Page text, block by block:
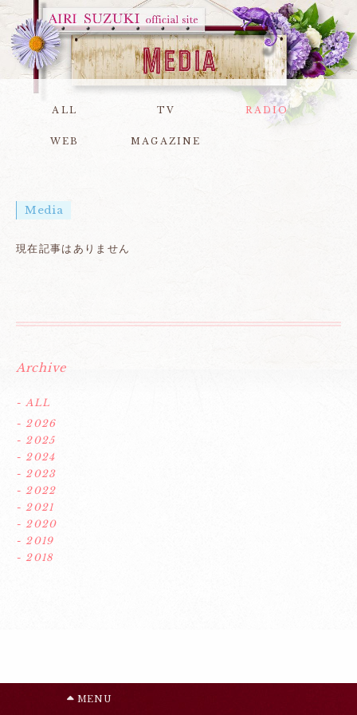
ALL TV RADIO
WEB MAGAZINE
Media
現在記事はありません
Archive
- ALL
- 2026
- 2025
- 2024
- 2023
- 2022
- 2021
- 2020
- 2019
- 2018
MENU